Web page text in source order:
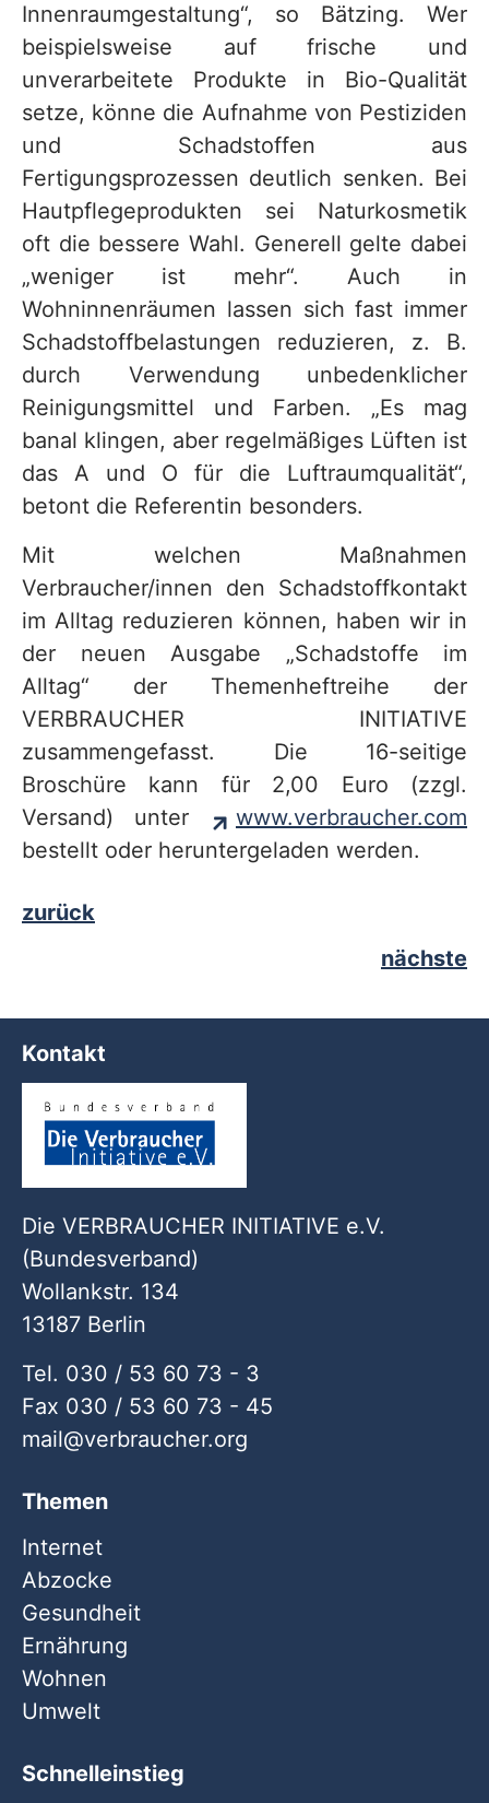
Innenraumgestaltung“, so Bätzing. Wer
beispielsweise auf frische und
unverarbeitete Produkte in Bio-Qualität
setze, könne die Aufnahme von Pestiziden
und Schadstoffen aus
Fertigungsprozessen deutlich senken. Bei
Hautpflegeprodukten sei Naturkosmetik
oft die bessere Wahl. Generell gelte dabei
„weniger ist mehr“. Auch in
Wohninnenräumen lassen sich fast immer
Schadstoffbelastungen reduzieren, z. B.
durch Verwendung unbedenklicher
Reinigungsmittel und Farben. „Es mag
banal klingen, aber regelmäßiges Lüften ist
das A und O für die Luftraumqualität“,
betont die Referentin besonders.
Mit welchen Maßnahmen
Verbraucher/innen den Schadstoffkontakt
im Alltag reduzieren können, haben wir in
der neuen Ausgabe „Schadstoffe im
Alltag“ der Themenheftreihe der
VERBRAUCHER INITIATIVE
zusammengefasst. Die 16-seitige
Broschüre kann für 2,00 Euro (zzgl.
Versand) unter
www.verbraucher.com
bestellt oder heruntergeladen werden.
zurück
nächste
Kontakt
Die VERBRAUCHER INITIATIVE e.V.
(Bundesverband)
Wollankstr. 134
13187 Berlin
Tel. 030 / 53 60 73 - 3
Fax 030 / 53 60 73 - 45
mail
verbraucher org
Themen
Internet
Abzocke
Gesundheit
Ernährung
Wohnen
Umwelt
Schnelleinstieg